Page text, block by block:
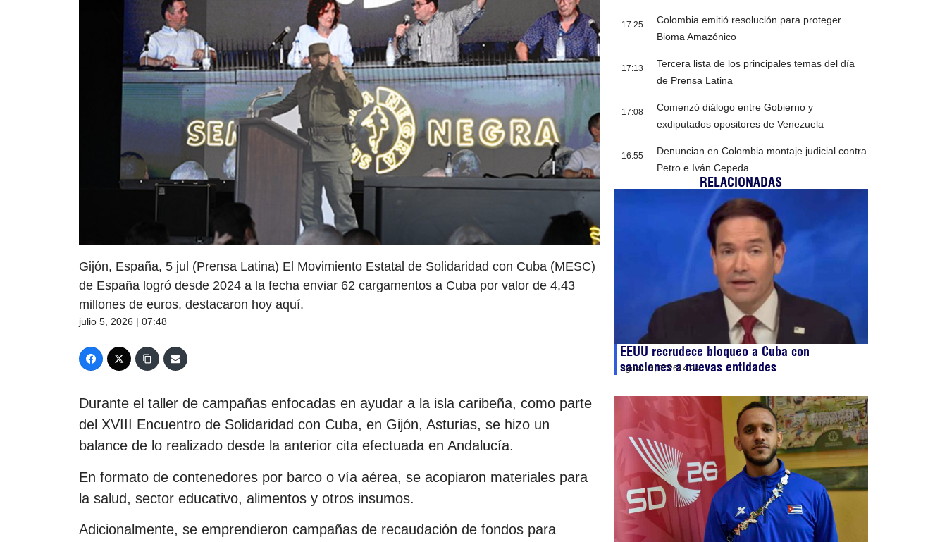
Gijón, España, 5 jul (Prensa Latina) El Movimiento Estatal de Solidaridad con Cuba (MESC)
de España logró desde 2024 a la fecha enviar 62 cargamentos a Cuba por valor de 4,43
millones de euros, destacaron hoy aquí.
julio 5, 2026 | 07:48
Durante el taller de campañas enfocadas en ayudar a la isla caribeña, como parte
del XVIII Encuentro de Solidaridad con Cuba, en Gijón, Asturias, se hizo un
balance de lo realizado desde la anterior cita efectuada en Andalucía.
En formato de contenedores por barco o vía aérea, se acopiaron materiales para
la salud, sector educativo, alimentos y otros insumos.
Adicionalmente, se emprendieron campañas de recaudación de fondos para
17:25
Colombia emitió resolución para proteger
Bioma Amazónico
17:13
Tercera lista de los principales temas del día
de Prensa Latina
17:08
Comenzó diálogo entre Gobierno y
exdiputados opositores de Venezuela
16:55
Denuncian en Colombia montaje judicial contra
Petro e Iván Cepeda
RELACIONADAS
EEUU recrudece bloqueo a Cuba con
sanciones a nuevas entidades
agosto 6, 202614:24